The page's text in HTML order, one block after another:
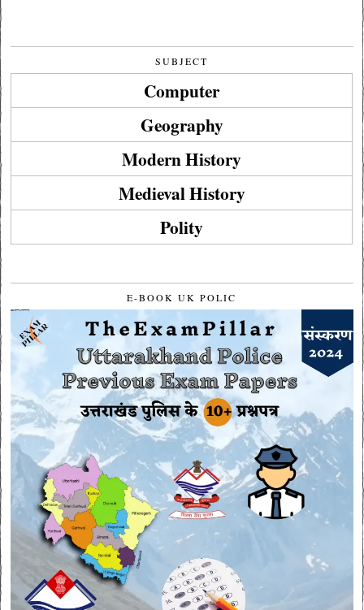
SUBJECT
Computer
Geography
Modern History
Medieval History
Polity
E-BOOK UK POLIC